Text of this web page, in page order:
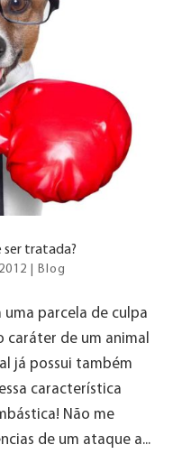
ser tratada?
Blog
parcela de culpa
de um animal
já possui também
característica
Não me
de um ataque a...